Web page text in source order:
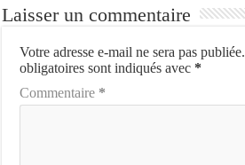
Laisser un commentaire
Votre adresse e-mail ne sera pas publiée.
obligatoires sont indiqués avec *
Commentaire *